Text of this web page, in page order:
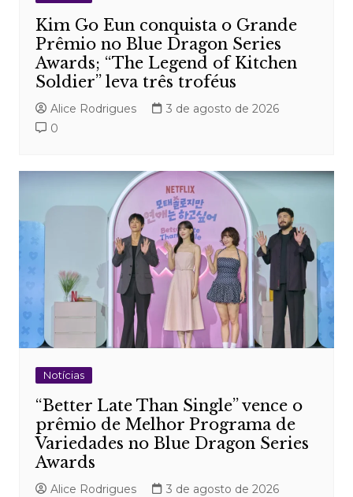
Kim Go Eun conquista o Grande
Prêmio no Blue Dragon Series
Awards; “The Legend of Kitchen
Soldier” leva três troféus
Alice Rodrigues
3 de agosto de 2026
0
Notícias
“Better Late Than Single” vence o
prêmio de Melhor Programa de
Variedades no Blue Dragon Series
Awards
Alice Rodrigues
3 de agosto de 2026